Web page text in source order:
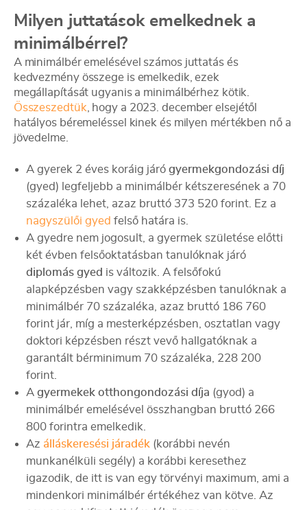
Milyen juttatások emelkednek a
minimálbérrel?
A minimálbér emelésével számos juttatás és
kedvezmény összege is emelkedik, ezek
megállapítását ugyanis a minimálbérhez kötik.
Összeszedtük , hogy a 2023. december elsejétől
hatályos béremeléssel kinek és milyen mértékben nő a
jövedelme.
A gyerek 2 éves koráig járó gyermekgondozási díj
(gyed) legfeljebb a minimálbér kétszeresének a 70
százaléka lehet, azaz bruttó 373 520 forint. Ez a
nagyszülői gyed felső határa is.
A gyedre nem jogosult, a gyermek születése előtti
két évben felsőoktatásban tanulóknak járó
diplomás gyed is változik. A felsőfokú
alapképzésben vagy szakképzésben tanulóknak a
minimálbér 70 százaléka, azaz bruttó 186 760
forint jár, míg a mesterképzésben, osztatlan vagy
doktori képzésben részt vevő hallgatóknak a
garantált bérminimum 70 százaléka, 228 200
forint.
A gyermekek otthongondozási díja (gyod) a
minimálbér emelésével összhangban bruttó 266
800 forintra emelkedik.
Az álláskeresési járadék(korábbi nevén
munkanélküli segély) a korábbi keresethez
igazodik, de itt is van egy törvényi maximum, ami a
mindenkori minimálbér értékéhez van kötve. Az